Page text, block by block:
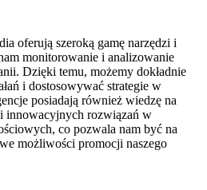
oferują szeroką gamę narzędzi i
monitorowanie i analizowanie
Dzięki temu, możemy⁣ dokładnie
i dostosowywać strategie ⁣w
posiadają również wiedzę na
innowacyjnych rozwiązań w
co pozwala nam być na
możliwości promocji naszego